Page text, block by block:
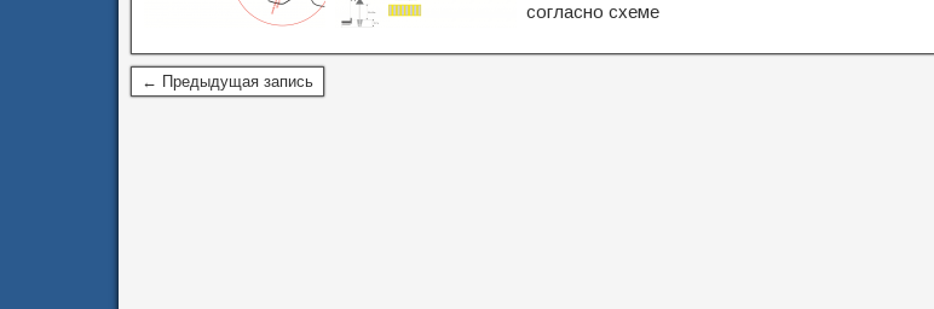
согласно схеме
← Предыдущая запись